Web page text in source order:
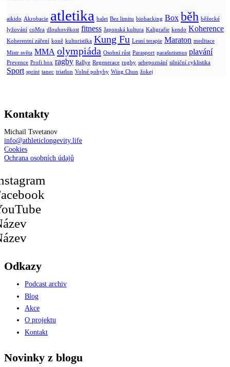
aikido Akrobacie atletika balet Bez limitu biohacking Box běh běžecké
lyžování coMra dlouhověkost fitness Japonská kultura Kaligrafie kendo Koherence
Koherentní záření koně kulturistika Kung Fu Lesní terapie Maraton meditace
Mistr světa MMA olympiáda Osobní růst Parasport parašutismus plavání
Prevence Profi box ragby Rallye Regenerace rugby sebepoznání silniční cyklistika
Sport sprint tanec triatlon Volné pohyby Wing Chun žokej
Kontakty
Michail Tsvetanov
info@athleticlongevity.life
Cookies
Ochrana osobních údajů
Odkazy
Podcast archiv
Blog
Akce
O projektu
Kontakt
Novinky z blogu